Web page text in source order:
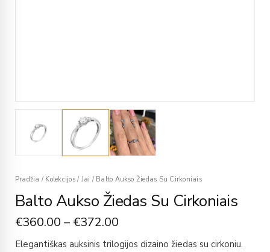
Pradžia / Kolekcijos / Jai /Balto Aukso Žiedas Su Cirkoniais
Balto Aukso Žiedas Su Cirkoniais
€360.00 – €372.00
Elegantiškas auksinis trilogijos dizaino žiedas su cirkoniu.